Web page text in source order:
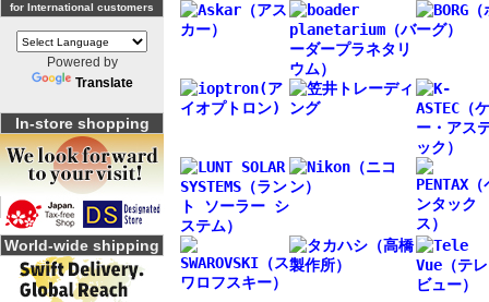
for International customers
Powered by
Translate
In-store shopping
World-wide shipping